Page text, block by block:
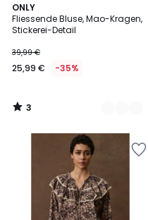
ONLY
Fliessende Bluse, Mao-Kragen,
Stickerei-Detail
39,99 €
25,99 € -35%
3
/
5
2
Farben
3
/